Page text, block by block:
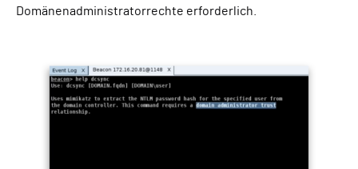
Domänenadministratorrechte erforderlich.